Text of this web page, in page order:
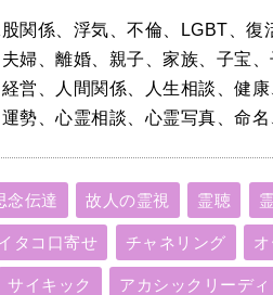
関係、浮気、不倫、LGBT、
婦、離婚、親子、家族、子宝
営、人間関係、人生相談、健
勢、心霊相談、心霊写真、命
念伝達 故人の霊視 霊聴
タコ口寄せ チャネリング
サイキック アカシックリーデ